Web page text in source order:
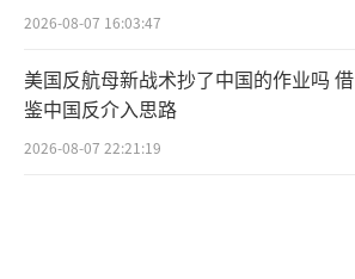
2026-08-07 16:03:47
美国反航母新战术抄了中国的作业吗 借
鉴中国反介入思路
2026-08-07 22:21:19